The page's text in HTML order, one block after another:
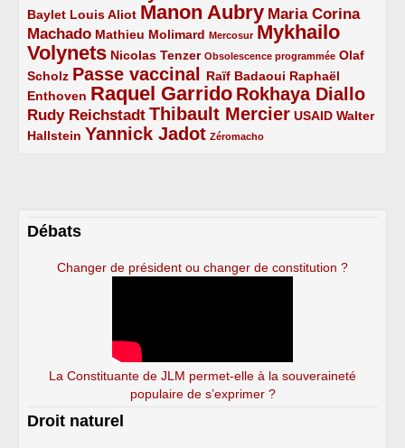
Baylet
2/5 Louis Aliot
2/5 Manon Aubry
5/5
Maria Corina
Machado
3/5 Mathieu Molimard
2/5 Mercosur
1/5
Mykhailo
Volynets
5/5 Nicolas Tenzer
2/5 Obsolescence programmée
1/5
Olaf
Scholz
2/5 Passe vaccinal
4/5 Raïf Badaoui
2/5
Raphaël
Enthoven
2/5 Raquel Garrido
5/5 Rokhaya Diallo
4/5
Rudy Reichstadt
3/5 Thibault Mercier
4/5 USAID
2/5
Walter
Hallstein
2/5 Yannick Jadot
4/5 Zéromacho
1/5
Débats
Changer de président ou changer de constitution ?
La Constituante de JLM permet-elle à la souveraineté
populaire de s’exprimer ?
Droit naturel